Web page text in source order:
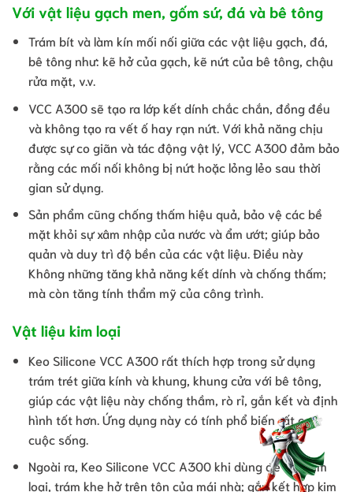
Với vật liệu gạch men, gốm sứ, đá và bê tông
Trám bít và làm kín mối nối giữa các vật liệu gạch, đá,
bê tông như: kẽ hở của gạch, kẽ nứt của bê tông, chậu
rửa mặt, v.v.
VCC A300 sẽ tạo ra lớp kết dính chắc chắn, đồng đều
và không tạo ra vết ố hay rạn nứt. Với khả năng chịu
được sự co giãn và tác động vật lý, VCC A300 đảm bảo
rằng các mối nối không bị nứt hoặc lỏng lẻo sau thời
gian sử dụng.
Sản phẩm cũng chống thấm hiệu quả, bảo vệ các bề
mặt khỏi sự xâm nhập của nước và ẩm ướt; giúp bảo
quản và duy trì độ bền của các vật liệu. Điều này
Không những tăng khả năng kết dính và chống thấm;
mà còn tăng tính thẩm mỹ của công trình.
Vật liệu kim loại
Keo Silicone VCC A300 rất thích hợp trong sử dụng
trám trét giữa kính và khung, khung cửa với bê tông,
giúp các vật liệu này chống thầm, rò rỉ, gắn kết và định
hình tốt hơn. Ứng dụng này có tính phổ biến rất cao
cuộc sống.
Ngoài ra, Keo Silicone VCC A300 khi dùng để dán kim
loại, trám khe hở trên tôn của mái nhà; gắn kết hợp kim